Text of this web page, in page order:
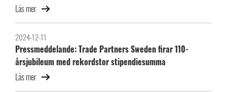
Läs mer
2024-12-11
Pressmeddelande: Trade Partners Sweden firar 110-
årsjubileum med rekordstor stipendiesumma
Läs mer